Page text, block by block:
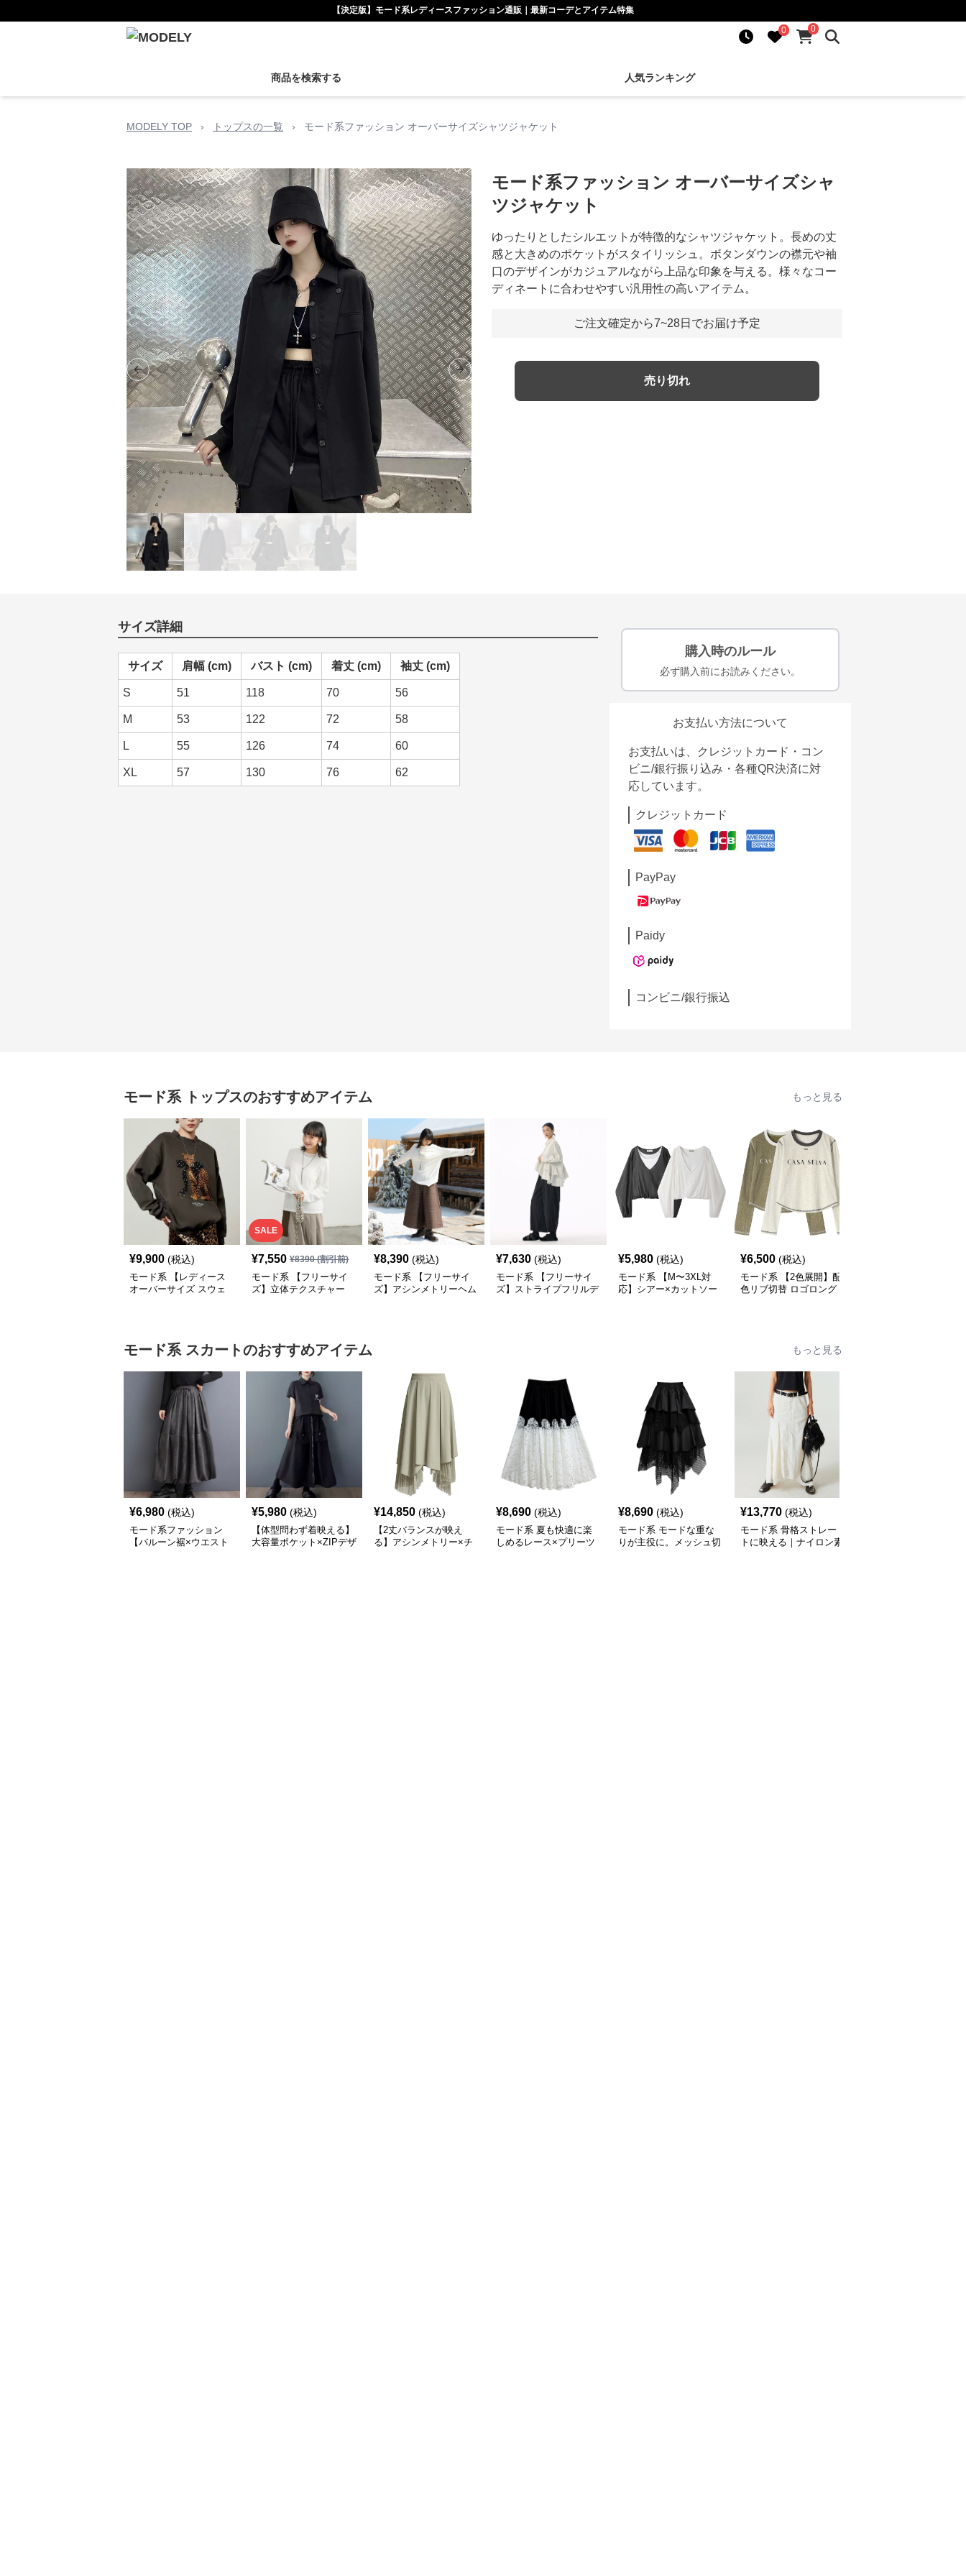
【決定版】モード系レディースファッション通販｜最新コーデとアイテム特集
0
0
商品を検索する 人気ランキング
MODELY TOP › トップスの一覧 › モード系ファッション オーバーサイズシャツジャケット
Previous slide Next slide
モード系ファッション オーバーサイズシャ
ツジャケット
ゆったりとしたシルエットが特徴的なシャツジャケット。長めの丈
感と大きめのポケットがスタイリッシュ。ボタンダウンの襟元や袖
口のデザインがカジュアルながら上品な印象を与える。様々なコー
ディネートに合わせやすい汎用性の高いアイテム。
ご注文確定から7~28日でお届け予定
売り切れ
サイズ詳細
サイズ 肩幅 (cm) バスト (cm) 着丈 (cm) 袖丈 (cm)
S 51 118 70 56
M 53 122 72 58
L 55 126 74 60
XL 57 130 76 62
購入時のルール
必ず購入前にお読みください。
お支払い方法について
お支払いは、クレジットカード・コン
ビニ/銀行振り込み・各種QR決済に対
応しています。
クレジットカード
PayPay
Paidy
コンビニ/銀行振込
モード系 トップスのおすすめアイテム もっと見る
¥9,900 (税込)
モード系 【レディース
オーバーサイズ スウェ
SALE
¥7,550 ¥8390(割引前)
モード系 【フリーサイ
ズ】立体テクスチャー
¥8,390 (税込)
モード系 【フリーサイ
ズ】アシンメトリーヘム
¥7,630 (税込)
モード系 【フリーサイ
ズ】ストライプフリルデ
¥5,980 (税込)
モード系 【M〜3XL対
応】シアー×カットソー
¥6,500 (税込)
モード系 【2色展開】配
色リブ切替 ロゴロング
モード系 スカートのおすすめアイテム もっと見る
¥6,980 (税込)
モード系ファッション
【バルーン裾×ウエスト
¥5,980 (税込)
【体型問わず着映える】
大容量ポケット×ZIPデザ
¥14,850 (税込)
【2丈バランスが映え
る】アシンメトリー×チ
¥8,690 (税込)
モード系 夏も快適に楽
しめるレース×プリーツ
¥8,690 (税込)
モード系 モードな重な
りが主役に。メッシュ切
¥13,770 (税込)
モード系 骨格ストレー
トに映える｜ナイロン素